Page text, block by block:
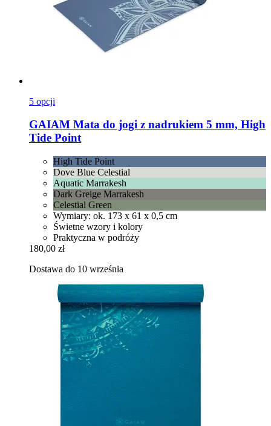
5 opcji
GAIAM Mata do jogi z nadrukiem 5 mm, High
Tide Point
High Tide Point
Dove Blue Celestial
Aquatic Marrakesh
Dark Greige Marrakesh
Celestial Green
Wymiary: ok. 173 x 61 x 0,5 cm
Świetne wzory i kolory
Praktyczna w podróży
180,00 zł
Dostawa do 10 września